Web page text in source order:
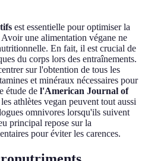
est essentielle pour optimiser la
une alimentation végane ne
En fait, il est crucial de
du corps lors des entraînements.
sur l'obtention de tous les
et minéraux nécessaires pour
étude de l'American Journal of
athlètes vegan peuvent tout aussi
omnivores lorsqu'ils suivent
principal repose sur la
pour éviter les carences.